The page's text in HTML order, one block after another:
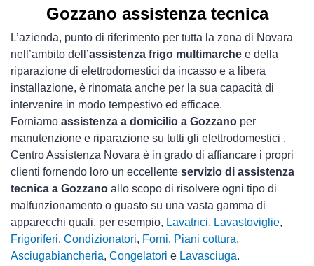
Gozzano assistenza tecnica
L’azienda, punto di riferimento per tutta la zona di Novara
nell’ambito dell’assistenza frigo multimarche e della
riparazione di elettrodomestici da incasso e a libera
installazione, è rinomata anche per la sua capacità di
intervenire in modo tempestivo ed efficace.
Forniamo assistenza a domicilio a Gozzano per
manutenzione e riparazione su tutti gli elettrodomestici .
Centro Assistenza Novara è in grado di affiancare i propri
clienti fornendo loro un eccellente servizio di assistenza
tecnica a Gozzano allo scopo di risolvere ogni tipo di
malfunzionamento o guasto su una vasta gamma di
apparecchi quali, per esempio, Lavatrici, Lavastoviglie,
Frigoriferi, Condizionatori, Forni, Piani cottura,
Asciugabiancheria, Congelatori e Lavasciuga.